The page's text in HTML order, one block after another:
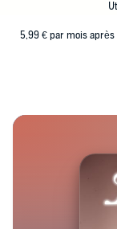
5,99 € par mois